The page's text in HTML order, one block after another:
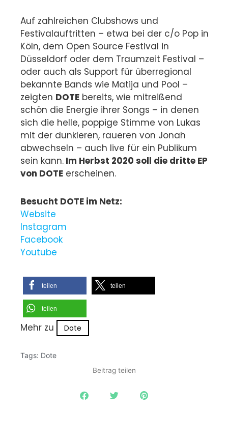
Auf zahlreichen Clubshows und
Festivalauftritten – etwa bei der c/o Pop in
Köln, dem Open Source Festival in
Düsseldorf oder dem Traumzeit Festival –
oder auch als Support für überregional
bekannte Bands wie Matija und Pool –
zeigten DOTE bereits, wie mitreißend
schön die Energie ihrer Songs – in denen
sich die helle, poppige Stimme von Lukas
mit der dunkleren, raueren von Jonah
abwechseln – auch live für ein Publikum
sein kann. Im Herbst 2020 soll die dritte EP
von DOTE erscheinen.
Besucht DOTE im Netz:
Website
Instagram
Facebook
Youtube
teilen teilen
teilen
Mehr zu Dote
Tags: Dote
Beitrag teilen